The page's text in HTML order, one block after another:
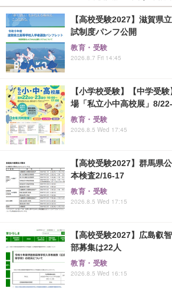
【高校受験2027】滋賀県
試制度パンフ公開
教育・受験
2026.8.7 Fri 14:45
【小学校受験】【中学受
場「私立小中高校展」8/
教育・受験
2026.8.5 Wed 17:45
【高校受験2027】群馬県
本検査2/16-17
教育・受験
2026.8.5 Wed 17:15
【高校受験2027】広島叡
部募集は22人
教育・受験
2026.8.5 Wed 16:15